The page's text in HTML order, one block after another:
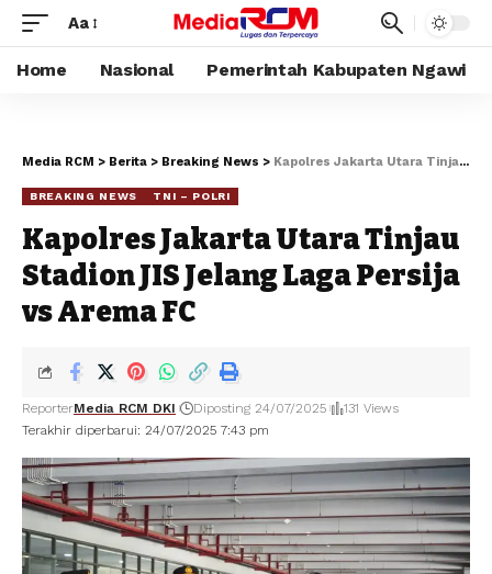
Aa
Home Nasional Pemerintah Kabupaten Ngawi
Media RCM > Berita > Breaking News > Kapolres Jakarta Utara Tinjau Stadion JIS Jelang Laga Persija vs Arema FC
BREAKING NEWS TNI – POLRI
Kapolres Jakarta Utara Tinjau
Stadion JIS Jelang Laga Persija
vs Arema FC
Terakhir diperbarui: 24/07/2025 7:43 pm
ReporterMedia RCM DKI Diposting 24/07/2025 131 Views